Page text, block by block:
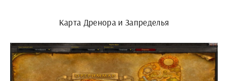
Карта Дренора и Запределья